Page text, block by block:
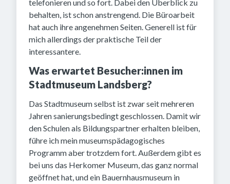
telefonieren und so fort. Dabei den Überblick zu
behalten, ist schon anstrengend. Die Büroarbeit
hat auch ihre angenehmen Seiten. Generell ist für
mich allerdings der praktische Teil der
interessantere.
Was erwartet Besucher:innen im
Stadtmuseum Landsberg?
Das Stadtmuseum selbst ist zwar seit mehreren
Jahren sanierungsbedingt geschlossen. Damit wir
den Schulen als Bildungspartner erhalten bleiben,
führe ich mein museumspädagogisches
Programm aber trotzdem fort. Außerdem gibt es
bei uns das Herkomer Museum, das ganz normal
geöffnet hat, und ein Bauernhausmuseum in